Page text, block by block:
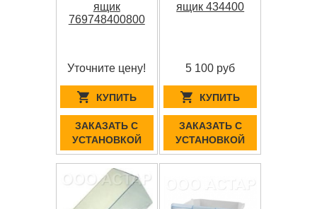
ящик
769748400800
Уточните цену!
КУПИТЬ
ЗАКАЗАТЬ С
УСТАНОВКОЙ
ящик 434400
5 100 руб
КУПИТЬ
ЗАКАЗАТЬ С
УСТАНОВКОЙ